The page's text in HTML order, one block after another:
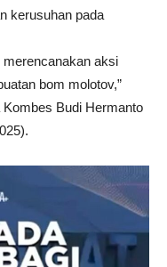
kerusuhan pada
merencanakan aksi
bom molotov,”
Budi Hermanto